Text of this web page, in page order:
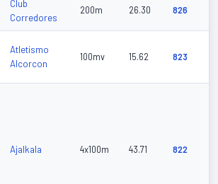
Club
Corredores
200m 26.30 826
Atletismo
Alcorcon
100mv 15.62 823
Ajalkala 4x100m 43.71 822